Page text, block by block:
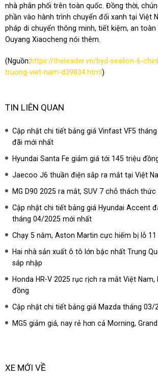
nhà phân phối trên toàn quốc. Đồng thời,
phần vào hành trình chuyển đổi xanh tại Việt
pháp di chuyển thông minh, tiết kiệm, an toàn
Ouyang Xiaocheng nói thêm.
(Nguồn:https://theleader.vn/byd-sealion-6-
truong-viet-nam-d39834.html)
TIN LIÊN QUAN
Cập nhật chi tiết bảng giá Vinfast VF5
đãi mới nhất
Hyundai Santa Fe giảm giá tới 145 triệu
Jaecoo J6 thuần điện sắp ra mắt tại Việt
MG D90 2025 ra mắt, SUV 7 chỗ thách thức
Cập nhật chi tiết bảng giá Hyundai Accent
tháng 04/2025 mới nhất
Chạy 5 năm, Aston Martin cực hiếm bị lỗ
Hai nhà sản xuất ô tô lớn bậc nhất Trung
sáp nhập
Honda HR-V 2025 rục rịch ra mắt Việt
đồng
Cập nhật chi tiết bảng giá Mazda tháng 03/
MG5 giảm giá, nay rẻ hơn cả Morning,
XE MỚI VỀ